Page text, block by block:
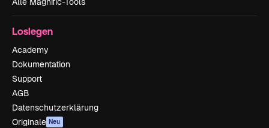
Loslegen
Academy
Dokumentation
Support
AGB
Datenschutzerklärung
Originale Neu